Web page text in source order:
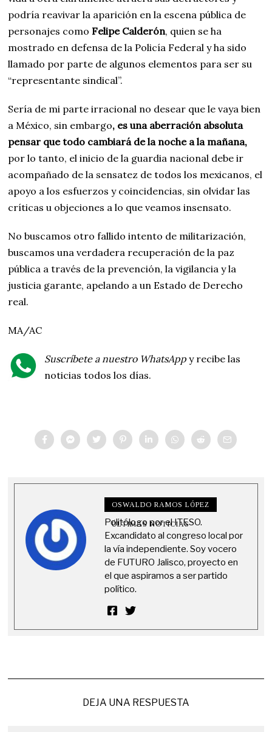
podría reavivar la aparición en la escena pública de
personajes como Felipe Calderón, quien se ha
mostrado en defensa de la Policía Federal y ha sido
llamado por parte de algunos elementos para ser su
“representante sindical”.
Sería de mi parte irracional no desear que le vaya bien
a México, sin embargo, es una aberración absoluta
pensar que todo cambiará de la noche a la mañana,
por lo tanto, el inicio de la guardia nacional debe ir
acompañado de la sensatez de todos los mexicanos, el
apoyo a los esfuerzos y coincidencias, sin olvidar las
críticas u objeciones a lo que veamos insensato.
No buscamos otro fallido intento de militarización,
buscamos una verdadera recuperación de la paz
pública a través de la prevención, la vigilancia y la
justicia garante, apelando a un Estado de Derecho
real.
MA/AC
Suscríbete a nuestro WhatsApp y recibe las
noticias todos los días.
OSWALDO RAMOS LÓPEZ
ÚLTIMAS NOTICIAS
Politólogo por el ITESO.
Excandidato al congreso local por
la vía independiente. Soy vocero
de FUTURO Jalisco, proyecto en
el que aspiramos a ser partido
político.
DEJA UNA RESPUESTA